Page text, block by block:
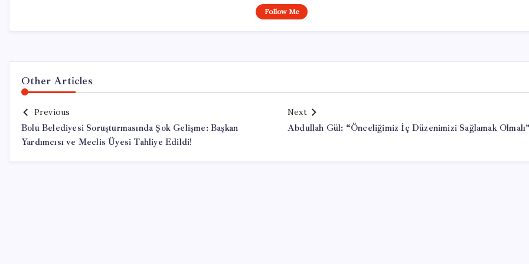
Follow Me
Other Articles
Previous
Bolu Belediyesi Soruşturmasında Şok Gelişme: Başkan
Yardımcısı ve Meclis Üyesi Tahliye Edildi!
Next
Abdullah Gül: “Önceliğimiz İç Düzenimizi Sağlamak